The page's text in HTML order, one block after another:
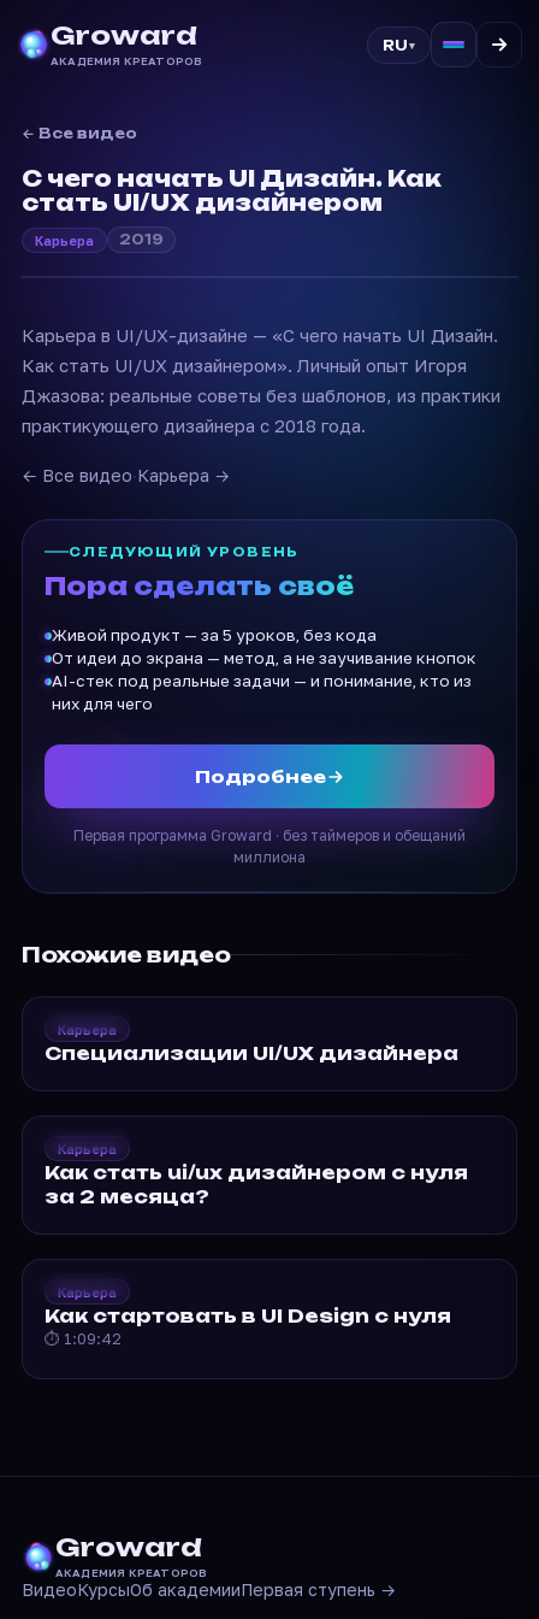
Groward
АКАДЕМИЯ КРЕАТОРОВ
RU▾
← Все видео
С чего начать UI Дизайн. Как
стать UI/UX дизайнером
Карьера 2019
Карьера в UI/UX-дизайне — «С чего начать UI Дизайн.
Как стать UI/UX дизайнером». Личный опыт Игоря
Джазова: реальные советы без шаблонов, из практики
практикующего дизайнера с 2018 года.
← Все видео·Карьера →
СЛЕДУЮЩИЙ УРОВЕНЬ
Пора сделать своё
Живой продукт — за 5 уроков, без кода
От идеи до экрана — метод, а не заучивание кнопок
AI-стек под реальные задачи — и понимание, кто из
них для чего
Подробнее
Первая программа Groward · без таймеров и обещаний
миллиона
Похожие видео
Специализации UI/UX
Карьера
Специализации UI/UX дизайнера
Как стать ui/ux
дизайнером…
Карьера
Как стать ui/ux дизайнером с нуля
за 2 месяца?
Как стартовать в UI…
Карьера
Как стартовать в UI Design с нуля
⏱ 1:09:42
Groward
АКАДЕМИЯ КРЕАТОРОВ
ВидеоКурсыОб академииПервая ступень →